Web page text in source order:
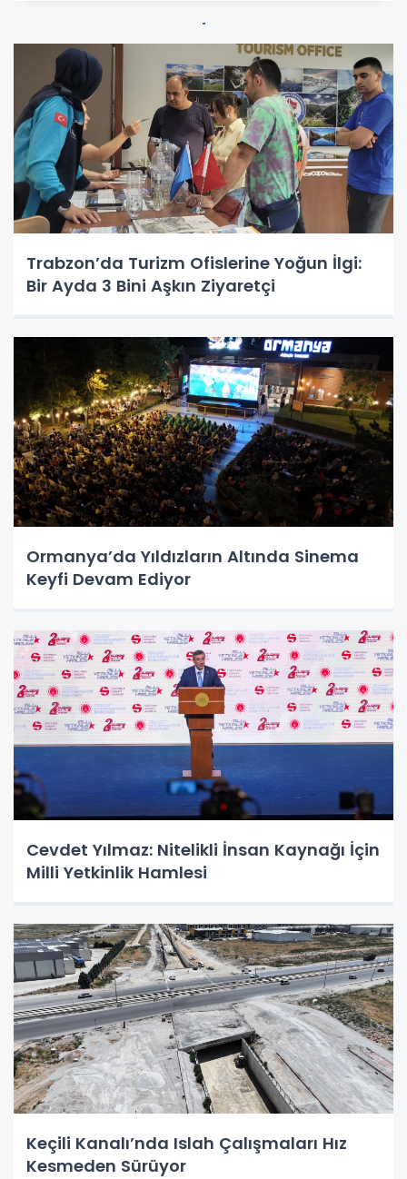
Trabzon’da Turizm Ofislerine Yoğun İlgi:
Bir Ayda 3 Bini Aşkın Ziyaretçi
Ormanya’da Yıldızların Altında Sinema
Keyfi Devam Ediyor
Cevdet Yılmaz: Nitelikli İnsan Kaynağı İçin
Milli Yetkinlik Hamlesi
Keçili Kanalı’nda Islah Çalışmaları Hız
Kesmeden Sürüyor